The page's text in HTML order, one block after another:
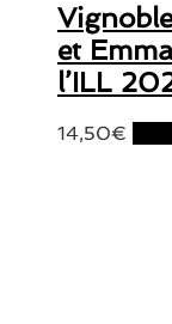
et
l’ILL
14,50€